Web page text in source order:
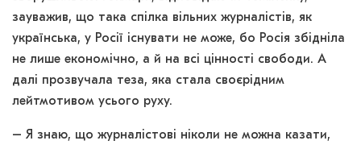
зауважив, що така спілка вільних журналістів, як
українська, у Росії існувати не може, бо Росія збідніла
не лише економічно, а й на всі цінності свободи. А
далі прозвучала теза, яка стала своєрідним
лейтмотивом усього руху.
– Я знаю, що журналістові ніколи не можна казати,